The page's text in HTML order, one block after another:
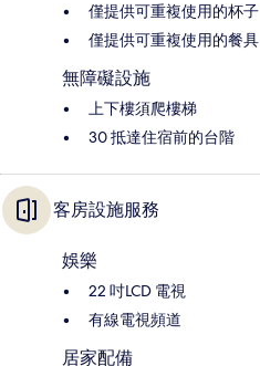
僅提供可重複使用的杯子
僅提供可重複使用的餐具
無障礙設施
上下樓須爬樓梯
30 抵達住宿前的台階
客房設施服務
娛樂
22 吋LCD 電視
有線電視頻道
居家配備